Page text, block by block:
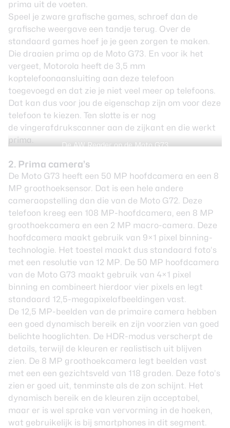
prima uit de voeten.
Speel je zware grafische games, schroef dan de
grafische weergave een tandje terug. Over de
standaard games hoef je je geen zorgen te maken.
Die draaien prima op de Moto G73. En voor ik het
vergeet, Motorola heeft de 3,5 mm
koptelefoonaansluiting aan deze telefoon
toegevoegd en dat zie je niet veel meer op telefoons.
Dat kan dus voor jou de eigenschap zijn om voor deze
telefoon te kiezen. Ten slotte is er nog
de vingerafdrukscanner aan de zijkant en die werkt
prima.
De AW Reader op de Moto G73
2. Prima camera’s
De Moto G73 heeft een 50 MP hoofdcamera en een 8
MP groothoeksensor. Dat is een hele andere
cameraopstelling dan die van de Moto G72. Deze
telefoon kreeg een 108 MP-hoofdcamera, een 8 MP
groothoekcamera en een 2 MP macro-camera. Deze
hoofdcamera maakt gebruik van 9×1 pixel binning-
technologie. Het toestel maakt dus standaard foto’s
met een resolutie van 12 MP. De 50 MP hoofdcamera
van de Moto G73 maakt gebruik van 4×1 pixel
binning en combineert hierdoor vier pixels en legt
standaard 12,5-megapixelafbeeldingen vast.
De 12,5 MP-beelden van de primaire camera hebben
een goed dynamisch bereik en zijn voorzien van goed
belichte hooglichten. De HDR-modus verscherpt de
details, terwijl de kleuren er realistisch uit blijven
zien. De 8 MP groothoekcamera legt beelden vast
met een een gezichtsveld van 118 graden. Deze foto’s
zien er goed uit, tenminste als de zon schijnt. Het
dynamisch bereik en de kleuren zijn acceptabel,
maar er is wel sprake van vervorming in de hoeken,
wat gebruikelijk is bij smartphones in dit segment.